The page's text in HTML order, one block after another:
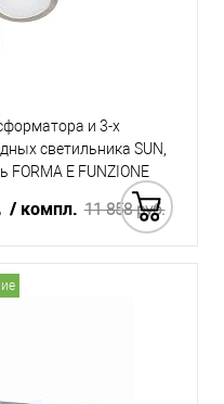
и 3-х
светильника SUN,
FORMA E FUNZIONE
/ компл. 11 858 руб.
Купить в 1 клик